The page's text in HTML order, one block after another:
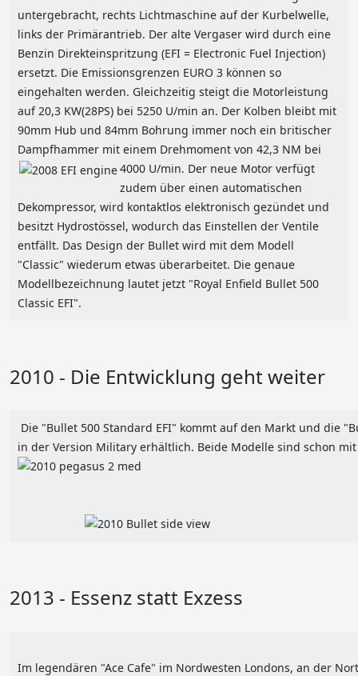
untergebracht, rechts Lichtmaschine auf der Kurbelwelle,
links der Primärantrieb. Der alte Vergaser wird durch eine
Benzin Direkteinspritzung (EFI = Electronic Fuel Injection)
ersetzt. Die Emissionsgrenzen EURO 3 können so
eingehalten werden. Gleichzeitig steigt die Motorleistung
auf 20,3 KW(28PS) bei 5250 U/min an. Der Kolben bleibt mit
90mm Hub und 84mm Bohrung immer noch ein britischer
Dampfhammer mit einem Drehmoment von 42,3 NM bei
4000 U/min. Der neue Motor verfügt
zudem über einen automatischen
Dekompressor, wird kontaktlos elektronisch gezündet und
besitzt Hydrostössel, wodurch das Einstellen der Ventile
entfällt. Das Design der Bullet wird mit dem Modell
"Classic" wiederum etwas überarbeitet. Die genaue
Modellbezeichnung lautet jetzt "Royal Enfield Bullet 500
Classic EFI".
2010 - Die Entwicklung geht weiter
Die "Bullet 500 Standard EFI" kommt auf den Markt und die
in der Version Military erhältlich. Beide Modelle sind schon
2013 - Essenz statt Exzess
Im legendären "Ace Cafe" im Nordwesten Londons, an der